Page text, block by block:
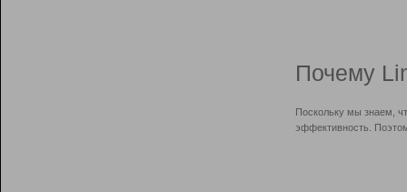
Почему
Поскольку мы знаем,
эффективность.